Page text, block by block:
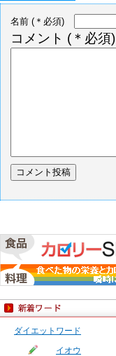
名前 (＊必須)
コメント (＊必須)
ダイエットワード
イオウ